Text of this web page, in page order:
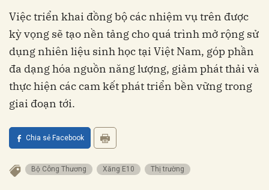
Việc triển khai đồng bộ các nhiệm vụ trên được
kỳ vọng sẽ tạo nền tảng cho quá trình mở rộng sử
dụng nhiên liệu sinh học tại Việt Nam, góp phần
đa dạng hóa nguồn năng lượng, giảm phát thải và
thực hiện các cam kết phát triển bền vững trong
giai đoạn tới.
Chia sẻ Facebook
Bộ Công Thương Xăng E10 Thị trường